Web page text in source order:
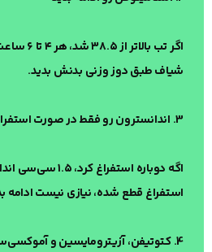
اگر تب
شیاف طبق دوز وزنی بدنش بدید.
3. اندانسترون رو فقط در صورت استفراغ شدید بدید
اگه دوباره
استفراغ قطع شده، نیازی نیست ادامه
4. کتوتیفن، آزیترومایسین و